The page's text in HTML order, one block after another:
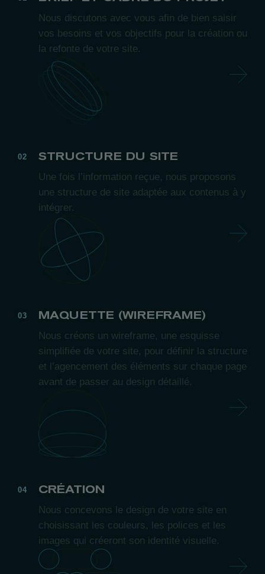
Nous discutons avec vous afin de bien saisir
vos besoins et vos objectifs pour la création ou
la refonte de votre site.
STRUCTURE DU SITE
Une fois l’information reçue, nous proposons
une structure de site adaptée aux contenus à y
intégrer.
MAQUETTE (WIREFRAME)
Nous créons un wireframe, une esquisse
simplifiée de votre site, pour définir la structure
et l’agencement des éléments sur chaque page
avant de passer au design détaillé.
CRÉATION
Nous concevons le design de votre site en
choisissant les couleurs, les polices et les
images qui créeront son identité visuelle.